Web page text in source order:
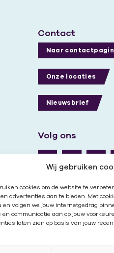
Wij gebruiken
cookies om de website te
advertenties aan te bieden. Met
en volgen we jouw internetgedrag
en communicatie aan op jouw
laten zien op basis van jouw
Contact
Naar
Onze locaties
Nieuwsbrief
Volg ons